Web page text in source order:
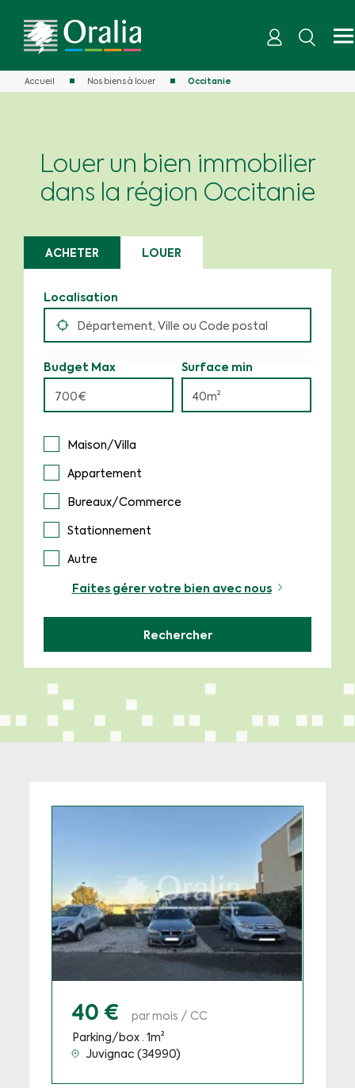
Accueil Nos biens à louer Occitanie
Louer un bien immobilier
dans la région Occitanie
ACHETER LOUER
Localisation
Budget Max Surface min
Maison/Villa
Appartement
Bureaux/Commerce
Stationnement
Autre
Faites gérer votre bien avec nous
Rechercher
40 €
par mois / CC
Parking/box · 1m²
Juvignac (34990)